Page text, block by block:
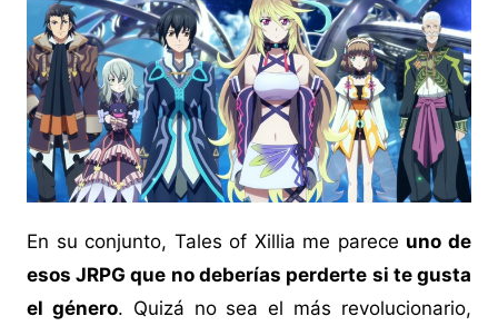
En su conjunto, Tales of Xillia me parece uno de
esos JRPG que no deberías perderte si te gusta
el género. Quizá no sea el más revolucionario,